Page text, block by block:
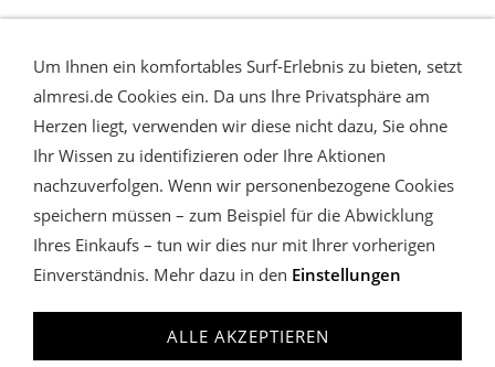
WIDERRUFSRECHT & VERTRAG WIDERRUFEN
COOKIES
VERWALTEN
DATENSCHUTZ AGB
IMPRESSUM
Um Ihnen ein komfortables Surf-Erlebnis zu bieten, setzt
almresi.de Cookies ein. Da uns Ihre Privatsphäre am
Herzen liegt, verwenden wir diese nicht dazu, Sie ohne
Ihr Wissen zu identifizieren oder Ihre Aktionen
nachzuverfolgen. Wenn wir personenbezogene Cookies
speichern müssen – zum Beispiel für die Abwicklung
Ihres Einkaufs – tun wir dies nur mit Ihrer vorherigen
Einverständnis. Mehr dazu in den Einstellungen
ALLE AKZEPTIEREN